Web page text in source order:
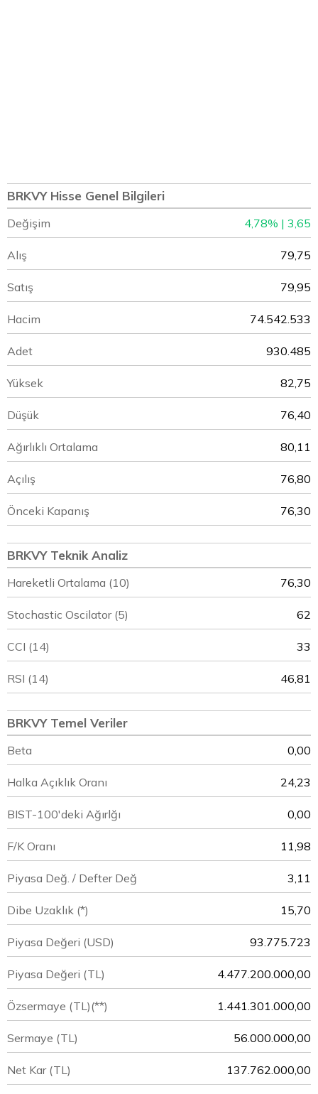
BRKVY Hisse Genel Bilgileri
Değişim 4,78% | 3,65
Alış 79,75
Satış 79,95
Hacim 74.542.533
Adet 930.485
Yüksek 82,75
Düşük 76,40
Ağırlıklı Ortalama 80,11
Açılış 76,80
Önceki Kapanış 76,30
BRKVY Teknik Analiz
Hareketli Ortalama (10) 76,30
Stochastic Oscilator (5) 62
CCI (14) 33
RSI (14) 46,81
BRKVY Temel Veriler
Beta 0,00
Halka Açıklık Oranı 24,23
BIST-100'deki Ağırlğı 0,00
F/K Oranı 11,98
Piyasa Değ. / Defter Değ 3,11
Dibe Uzaklık (*) 15,70
Piyasa Değeri (USD) 93.775.723
Piyasa Değeri (TL) 4.477.200.000,00
Özsermaye (TL)(**) 1.441.301.000,00
Sermaye (TL) 56.000.000,00
Net Kar (TL) 137.762.000,00